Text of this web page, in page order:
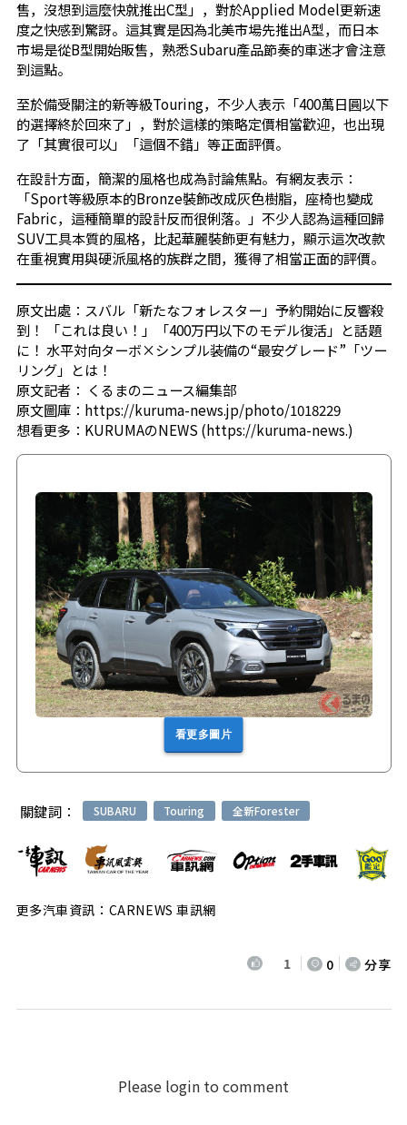
售，沒想到這麼快就推出C型」，對於Applied Model更新速
度之快感到驚訝。這其實是因為北美市場先推出A型，而日本
市場是從B型開始販售，熟悉Subaru產品節奏的車迷才會注意
到這點。
至於備受關注的新等級Touring，不少人表示「400萬日圓以下
的選擇終於回來了」，對於這樣的策略定價相當歡迎，也出現
了「其實很可以」「這個不錯」等正面評價。
在設計方面，簡潔的風格也成為討論焦點。有網友表示：
「Sport等級原本的Bronze裝飾改成灰色樹脂，座椅也變成
Fabric，這種簡單的設計反而很俐落。」不少人認為這種回歸
SUV工具本質的風格，比起華麗裝飾更有魅力，顯示這次改款
在重視實用與硬派風格的族群之間，獲得了相當正面的評價。
原文出處： スバル「新たなフォレスター」予約開始に反響殺
到！ 「これは良い！」「400万円以下のモデル復活」と話題
に！ 水平対向ターボ×シンプル装備の“最安グレード”「ツー
リング」とは！
原文記者： くるまのニュース編集部
原文圖庫： https://kuruma-news.jp/photo/1018229
想看更多： KURUMAのNEWS (https://kuruma-news.)
看更多圖片
關鍵詞： SUBARU Touring 全新Forester
更多汽車資訊：CARNEWS 車訊網
1 0 分享
Please login to comment